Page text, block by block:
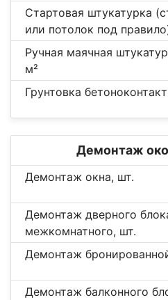
Стартовая штукатурка
или потолок под
Ручная маячная
м²
Грунтовка
Демонтаж
Демонтаж окна, шт.
Демонтаж дверного
межкомнатного, шт.
Демонтаж
Демонтаж балконного